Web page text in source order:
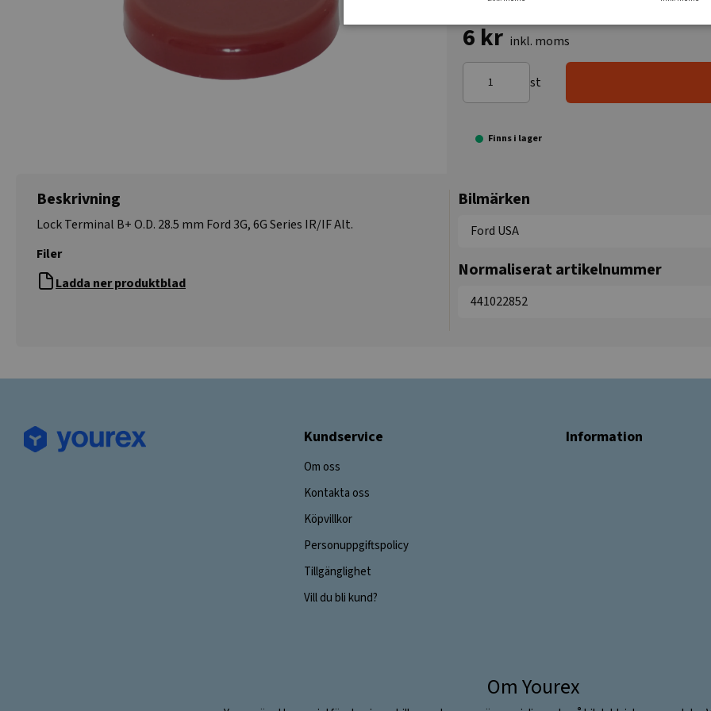
6 kr inkl. moms
st
Finns i lager
Beskrivning
Lock Terminal B+ O.D. 28.5 mm Ford 3G, 6G Series IR/IF Alt.
Filer
Ladda ner produktblad
Bilmärken
Ford USA
Normaliserat artikelnummer
441022852
Kundservice
Om oss
Kontakta oss
Köpvillkor
Personuppgiftspolicy
Tillgänglighet
Vill du bli kund?
Information
Om Yourex